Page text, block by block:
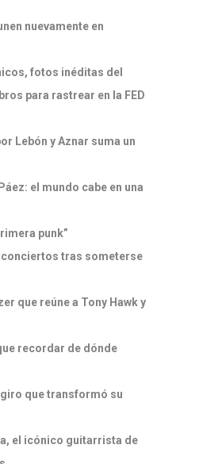
nuevamente en
fotos inéditas del
para rastrear en la FED
Lebón y Aznar suma un
el mundo cabe en una
punk”
tras someterse
que reúne a Tony Hawk y
recordar de dónde
giro que transformó su
el icónico guitarrista de